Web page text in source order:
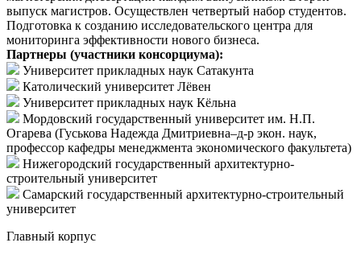
выпуск магистров. Осуществлен четвертый набор студентов.
Подготовка к созданию исследовательского центра для
мониторинга эффективности нового бизнеса.
Партнеры (участники консорциума):
Университет прикладных наук Сатакунта
Католический университет Лёвен
Университет прикладных наук Кёльна
Мордовский государственный университет им. Н.П.
Огарева (Гуськова Надежда Дмитриевна–д-р экон. наук,
профессор кафедры менеджмента экономического факультета)
Нижегородский государственный архитектурно-
строительный университет
Самарский государственный архитектурно-строительный
университет
Главный корпус